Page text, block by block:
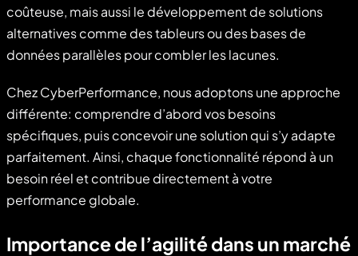
coûteuse, mais aussi le développement de solutions
alternatives comme des tableurs ou des bases de
données parallèles pour combler les lacunes.
Chez CyberPerformance, nous adoptons une approche
différente: comprendre d’abord vos besoins
spécifiques, puis concevoir une solution qui s’y adapte
parfaitement. Ainsi, chaque fonctionnalité répond à un
besoin réel et contribue directement à votre
performance globale.
Importance de l’agilité dans un marché